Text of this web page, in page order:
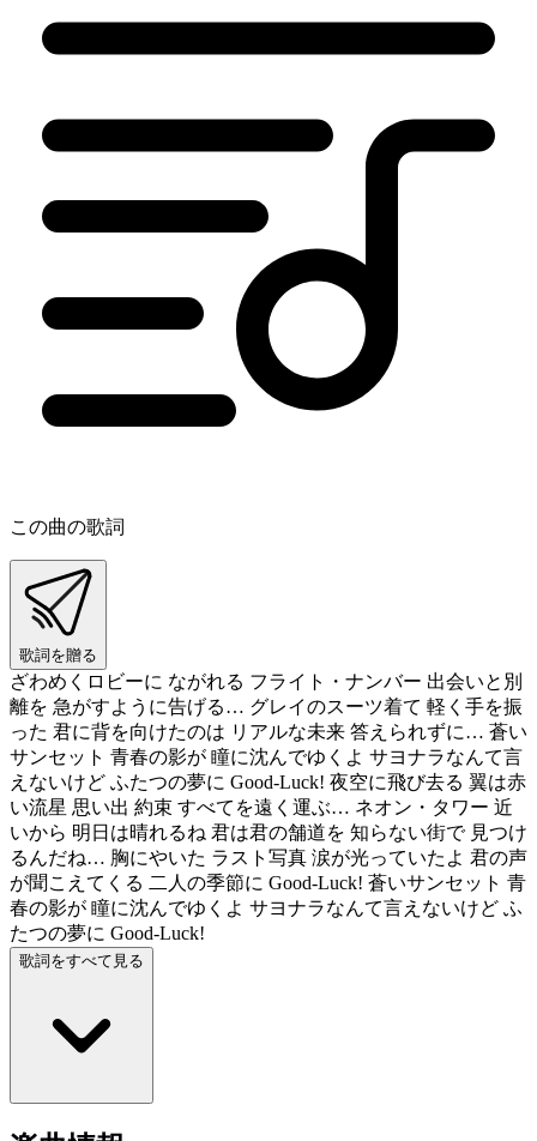
この曲の歌詞
歌詞を贈る
ざわめくロビーに ながれる フライト・ナンバー 出会いと別
離を 急がすように告げる… グレイのスーツ着て 軽く手を振
った 君に背を向けたのは リアルな未来 答えられずに… 蒼い
サンセット 青春の影が 瞳に沈んでゆくよ サヨナラなんて言
えないけど ふたつの夢に Good-Luck! 夜空に飛び去る 翼は赤
い流星 思い出 約束 すべてを遠く運ぶ… ネオン・タワー 近
いから 明日は晴れるね 君は君の舗道を 知らない街で 見つけ
るんだね… 胸にやいた ラスト写真 涙が光っていたよ 君の声
が聞こえてくる 二人の季節に Good-Luck! 蒼いサンセット 青
春の影が 瞳に沈んでゆくよ サヨナラなんて言えないけど ふ
たつの夢に Good-Luck!
歌詞をすべて見る